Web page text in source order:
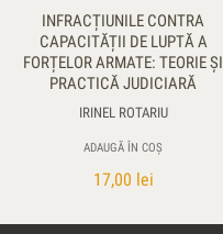
INFRACȚIUNILE CONTRA
CAPACITĂȚII DE LUPTĂ A
FORȚELOR ARMATE: TEORIE ȘI
PRACTICĂ JUDICIARĂ
IRINEL ROTARIU
ADAUGĂ ÎN COȘ
17,00 lei